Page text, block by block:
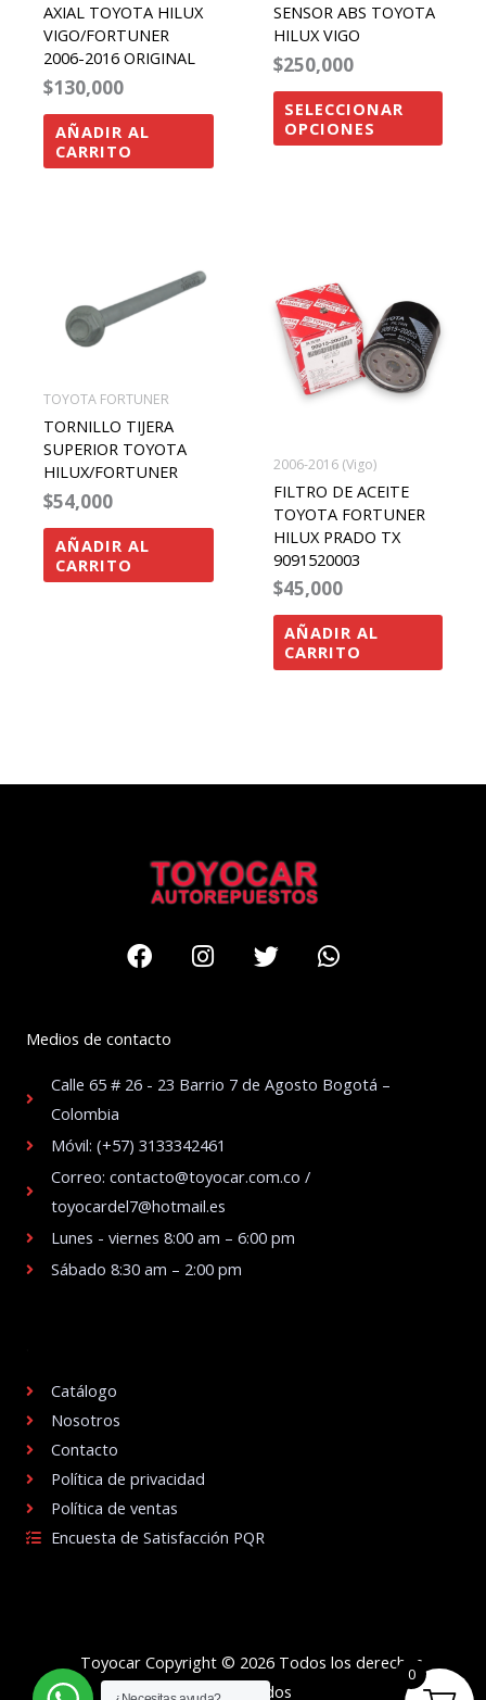
AXIAL TOYOTA HILUX
VIGO/FORTUNER
2006-2016 ORIGINAL
$130,000
AÑADIR AL
CARRITO
SENSOR ABS TOYOTA
HILUX VIGO
$250,000
SELECCIONAR
OPCIONES
la
de
TOYOTA FORTUNER
TORNILLO TIJERA
SUPERIOR TOYOTA
HILUX/FORTUNER
$54,000
AÑADIR AL
CARRITO
2006-2016 (Vigo)
FILTRO DE ACEITE
TOYOTA FORTUNER
HILUX PRADO TX
9091520003
$45,000
AÑADIR AL
CARRITO
FacebookInstagram
TwitterWhatsapp
Medios de contacto
Calle 65 # 26 - 23 Barrio 7 de Agosto Bogotá –
Colombia
Móvil: (+57) 3133342461
Correo: contacto@toyocar.com.co /
toyocardel7@hotmail.es
Lunes - viernes 8:00 am – 6:00 pm
Sábado 8:30 am – 2:00 pm
Catálogo
Nosotros
Contacto
Política de privacidad
Política de ventas
Encuesta de Satisfacción PQR
Toyocar Copyright © 2026 Todos los derechos
reservados
0